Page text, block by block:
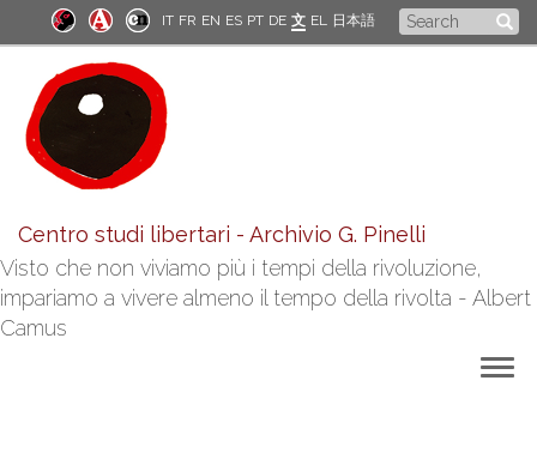
to
main
content
Search
IT FR EN ES PT DE 文 EL 日本語
Centro studi libertari - Archivio G. Pinelli
Visto che non viviamo più i tempi della rivoluzione,
impariamo a vivere almeno il tempo della rivolta - Albert
Camus